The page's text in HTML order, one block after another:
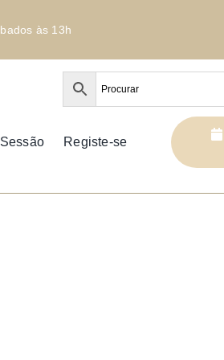
às 13h
Registe-se